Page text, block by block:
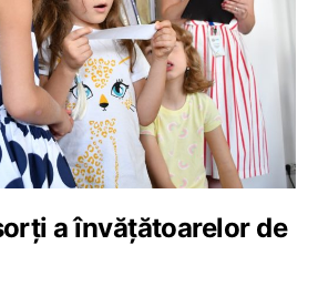
a învățătoarelor de